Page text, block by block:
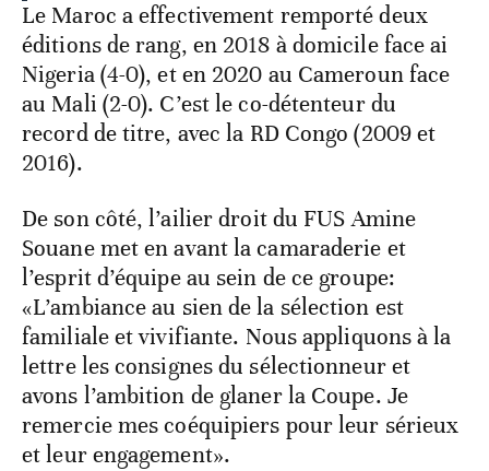
Le Maroc a effectivement remporté deux
éditions de rang, en 2018 à domicile face ai
Nigeria (4-0), et en 2020 au Cameroun face
au Mali (2-0). C’est le co-détenteur du
record de titre, avec la RD Congo (2009 et
2016).
De son côté, l’ailier droit du FUS Amine
Souane met en avant la camaraderie et
l’esprit d’équipe au sein de ce groupe:
«L’ambiance au sien de la sélection est
familiale et vivifiante. Nous appliquons à la
lettre les consignes du sélectionneur et
avons l’ambition de glaner la Coupe. Je
remercie mes coéquipiers pour leur sérieux
et leur engagement».